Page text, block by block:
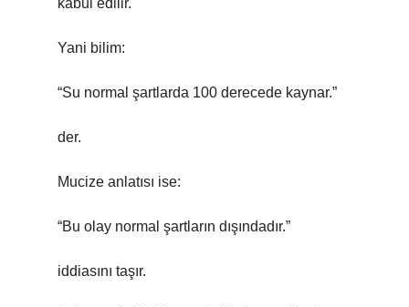
kabul edilir.
Yani bilim:
“Su normal şartlarda 100 derecede kaynar.”
der.
Mucize anlatısı ise:
“Bu olay normal şartların dışındadır.”
iddiasını taşır.